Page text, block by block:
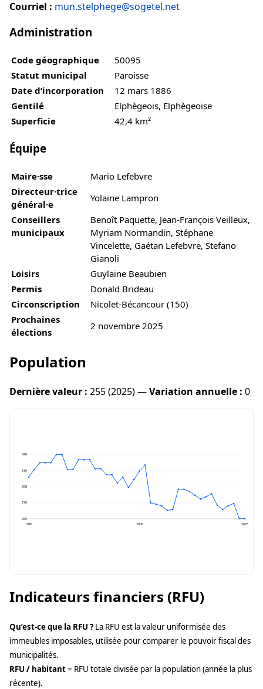
Courriel : mun.stelphege@sogetel.net
Administration
Code géographique
50095
Statut municipal
Paroisse
Date d’incorporation
12 mars 1886
Gentilé
Elphègeois, Elphègeoise
Superficie
42,4 km²
Équipe
Maire·sse
Mario Lefebvre
Directeur·trice
général·e
Yolaine Lampron
Conseillers
municipaux
Benoît Paquette, Jean-François Veilleux,
Myriam Normandin, Stéphane
Vincelette, Gaétan Lefebvre, Stefano
Gianoli
Loisirs
Guylaine Beaubien
Permis
Donald Brideau
Circonscription
Nicolet-Bécancour (150)
Prochaines
élections
2 novembre 2025
Population
Dernière valeur : 255 (2025) —Variation annuelle : 0
340
319
298
276
255
1986
2006 2025
Indicateurs financiers (RFU)
Qu’est-ce que la RFU ? La RFU est la valeur uniformisée des
immeubles imposables, utilisée pour comparer le pouvoir fiscal des
municipalités.
RFU / habitant= RFU totale divisée par la population (année la plus
récente).